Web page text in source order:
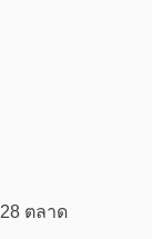
ตลาด